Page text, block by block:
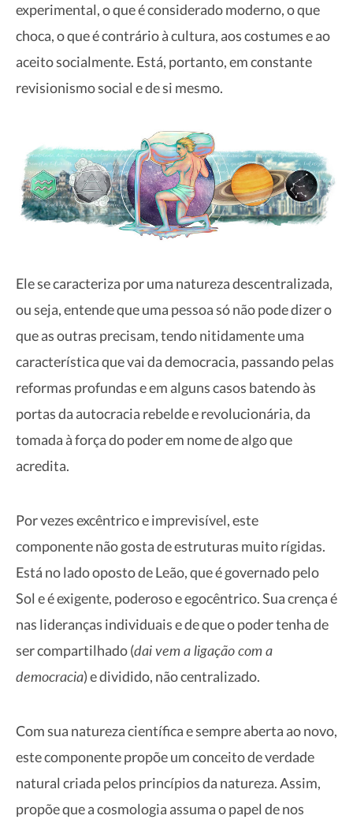
experimental, o que é considerado moderno, o que
choca, o que é contrário à cultura, aos costumes e ao
aceito socialmente. Está, portanto, em constante
revisionismo social e de si mesmo.
Ele se caracteriza por uma natureza descentralizada,
ou seja, entende que uma pessoa só não pode dizer o
que as outras precisam, tendo nitidamente uma
característica que vai da democracia, passando pelas
reformas profundas e em alguns casos batendo às
portas da autocracia rebelde e revolucionária, da
tomada à força do poder em nome de algo que
acredita.
Por vezes excêntrico e imprevisível, este
componente não gosta de estruturas muito rígidas.
Está no lado oposto de Leão, que é governado pelo
Sol e é exigente, poderoso e egocêntrico. Sua crença é
nas lideranças individuais e de que o poder tenha de
ser compartilhado (dai vem a ligação com a
democracia) e dividido, não centralizado.
Com sua natureza científica e sempre aberta ao novo,
este componente propõe um conceito de verdade
natural criada pelos princípios da natureza. Assim,
propõe que a cosmologia assuma o papel de nos